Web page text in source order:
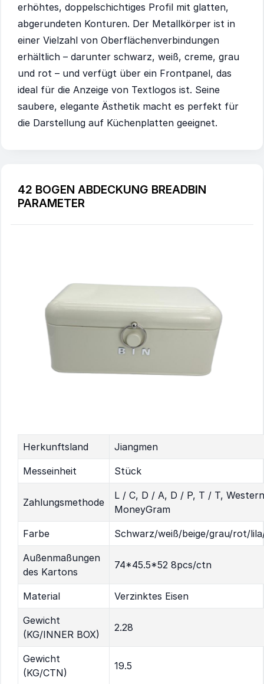
erhöhtes, doppelschichtiges Profil mit glatten,
abgerundeten Konturen. Der Metallkörper ist in
einer Vielzahl von Oberflächenverbindungen
erhältlich – darunter schwarz, weiß, creme, grau
und rot – und verfügt über ein Frontpanel, das
ideal für die Anzeige von Textlogos ist. Seine
saubere, elegante Ästhetik macht es perfekt für
die Darstellung auf Küchenplatten geeignet.
42 BOGEN ABDECKUNG BREADBIN
PARAMETER
Herkunftsland Jiangmen
Messeinheit Stück
Zahlungsmethode
L / C, D / A, D / P, T / T,
MoneyGram
Farbe Schwarz/weiß/beige/grau/rot/
Außenmaßungen
des Kartons
74*45.5*52 8pcs/ctn
Material Verzinktes Eisen
Gewicht
(KG/INNER BOX)
2.28
Gewicht
(KG/CTN)
19.5